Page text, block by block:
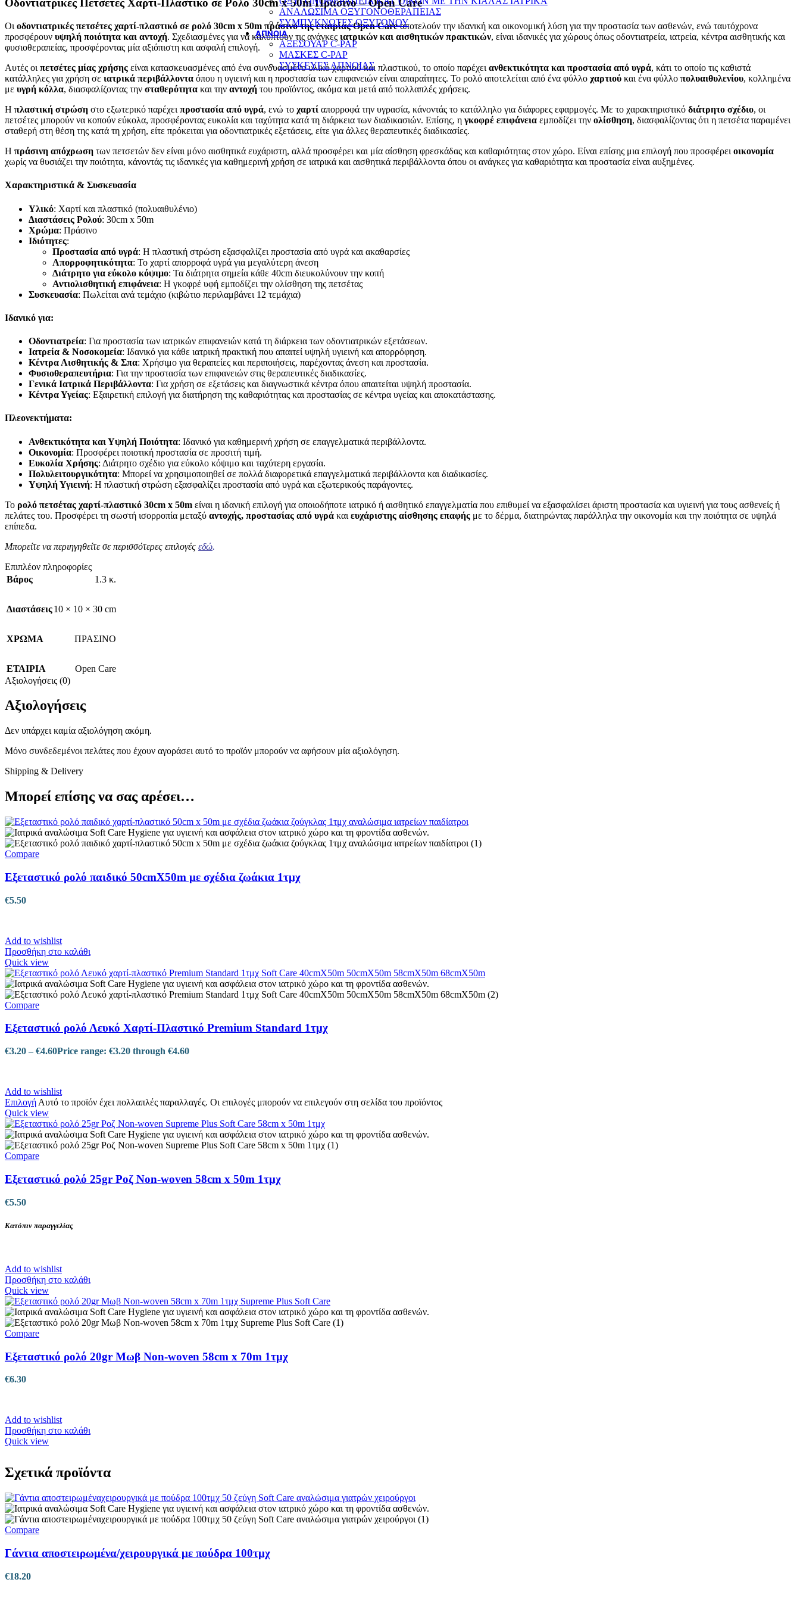
ΑΝΑΛΩΣΙΜΑ ΟΞΥΓΟΝΟΘΕΡΑΠΕΙΑΣ
ΣΥΜΠΥΚΝΩΤΕΣ ΟΞΥΓΟΝΟΥ
ΆΠΝΟΙΑ
ΑΞΕΣΟΥΑΡ C-PAP
ΜΑΣΚΕΣ C-PAP
ΣΥΣΚΕΥΕΣ ΑΠΝΟΙΑΣ
Οδοντιατρικές Πετσέτες Χαρτί-Πλαστικό σε Ρολό 30cm x 50m Πράσινο – Open Care
Οι οδοντιατρικές πετσέτες χαρτί-πλαστικό σε ρολό 30cm x 50m πράσινο της εταιρίας Open Careαποτελούν την ιδανική και οικονομική λύση για την προστασία των ασθενών, ενώ ταυτόχρονα
προσφέρουν υψηλή ποιότητα και αντοχή. Σχεδιασμένες για να καλύπτουν τις ανάγκες ιατρικών και αισθητικών πρακτικών, είναι ιδανικές για χώρους όπως οδοντιατρεία, ιατρεία, κέντρα αισθητικής και
φυσιοθεραπείας, προσφέροντας μία αξιόπιστη και ασφαλή επιλογή.
Αυτές οι πετσέτες μίας χρήσης είναι κατασκευασμένες από ένα συνδυασμένο υλικό χαρτιού και πλαστικού, το οποίο παρέχει ανθεκτικότητα και προστασία από υγρά, κάτι το οποίο τις καθιστά
κατάλληλες για χρήση σε ιατρικά περιβάλλοντα όπου η υγιεινή και η προστασία των επιφανειών είναι απαραίτητες. Το ρολό αποτελείται από ένα φύλλο χαρτιού και ένα φύλλο πολυαιθυλενίου, κολλημένα
με υγρή κόλλα, διασφαλίζοντας την σταθερότητα και την αντοχή του προϊόντος, ακόμα και μετά από πολλαπλές χρήσεις.
Η πλαστική στρώση στο εξωτερικό παρέχει προστασία από υγρά, ενώ το χαρτί απορροφά την υγρασία, κάνοντάς το κατάλληλο για διάφορες εφαρμογές. Με το χαρακτηριστικό διάτρητο σχέδιο, οι
πετσέτες μπορούν να κοπούν εύκολα, προσφέροντας ευκολία και ταχύτητα κατά τη διάρκεια των διαδικασιών. Επίσης, η γκοφρέ επιφάνεια εμποδίζει την ολίσθηση, διασφαλίζοντας ότι η πετσέτα παραμένει
σταθερή στη θέση της κατά τη χρήση, είτε πρόκειται για οδοντιατρικές εξετάσεις, είτε για άλλες θεραπευτικές διαδικασίες.
Η πράσινη απόχρωση των πετσετών δεν είναι μόνο αισθητικά ευχάριστη, αλλά προσφέρει και μία αίσθηση φρεσκάδας και καθαριότητας στον χώρο. Είναι επίσης μια επιλογή που προσφέρει οικονομία
χωρίς να θυσιάζει την ποιότητα, κάνοντάς τις ιδανικές για καθημερινή χρήση σε ιατρικά και αισθητικά περιβάλλοντα όπου οι ανάγκες για καθαριότητα και προστασία είναι αυξημένες.
Χαρακτηριστικά & Συσκευασία
Υλικό: Χαρτί και πλαστικό (πολυαιθυλένιο)
Διαστάσεις Ρολού: 30cm x 50m
Χρώμα: Πράσινο
Ιδιότητες:
Προστασία από υγρά: Η πλαστική στρώση εξασφαλίζει προστασία από υγρά και ακαθαρσίες
Απορροφητικότητα: Το χαρτί απορροφά υγρά για μεγαλύτερη άνεση
Διάτρητο για εύκολο κόψιμο: Τα διάτρητα σημεία κάθε 40cm διευκολύνουν την κοπή
Αντιολισθητική επιφάνεια: Η γκοφρέ υφή εμποδίζει την ολίσθηση της πετσέτας
Συσκευασία: Πωλείται ανά τεμάχιο (κιβώτιο περιλαμβάνει 12 τεμάχια)
Ιδανικό για:
Οδοντιατρεία: Για προστασία των ιατρικών επιφανειών κατά τη διάρκεια των οδοντιατρικών εξετάσεων.
Ιατρεία & Νοσοκομεία: Ιδανικό για κάθε ιατρική πρακτική που απαιτεί υψηλή υγιεινή και απορρόφηση.
Κέντρα Αισθητικής & Σπα: Χρήσιμο για θεραπείες και περιποιήσεις, παρέχοντας άνεση και προστασία.
Φυσιοθεραπευτήρια: Για την προστασία των επιφανειών στις θεραπευτικές διαδικασίες.
Γενικά Ιατρικά Περιβάλλοντα: Για χρήση σε εξετάσεις και διαγνωστικά κέντρα όπου απαιτείται υψηλή προστασία.
Κέντρα Υγείας: Εξαιρετική επιλογή για διατήρηση της καθαριότητας και προστασίας σε κέντρα υγείας και αποκατάστασης.
Πλεονεκτήματα:
Ανθεκτικότητα και Υψηλή Ποιότητα: Ιδανικό για καθημερινή χρήση σε επαγγελματικά περιβάλλοντα.
Οικονομία: Προσφέρει ποιοτική προστασία σε προσιτή τιμή.
Ευκολία Χρήσης: Διάτρητο σχέδιο για εύκολο κόψιμο και ταχύτερη εργασία.
Πολυλειτουργικότητα: Μπορεί να χρησιμοποιηθεί σε πολλά διαφορετικά επαγγελματικά περιβάλλοντα και διαδικασίες.
Υψηλή Υγιεινή: Η πλαστική στρώση εξασφαλίζει προστασία από υγρά και εξωτερικούς παράγοντες.
Το ρολό πετσέτας χαρτί-πλαστικό 30cm x 50m είναι η ιδανική επιλογή για οποιοδήποτε ιατρικό ή αισθητικό επαγγελματία που επιθυμεί να εξασφαλίσει άριστη προστασία και υγιεινή για τους ασθενείς ή
πελάτες του. Προσφέρει τη σωστή ισορροπία μεταξύ αντοχής, προστασίας από υγρά και ευχάριστης αίσθησης επαφής με το δέρμα, διατηρώντας παράλληλα την οικονομία και την ποιότητα σε υψηλά
επίπεδα.
Μπορείτε να περιηγηθείτε σε περισσότερες επιλογές εδώ.
Επιπλέον πληροφορίες
Βάρος
1.3 κ.
Διαστάσεις10 × 10 × 30 cm
ΧΡΩΜΑ ΠΡΑΣΙΝΟ
ΕΤΑΙΡΙΑ
Open Care
Αξιολογήσεις (0)
Αξιολογήσεις
Δεν υπάρχει καμία αξιολόγηση ακόμη.
Μόνο συνδεδεμένοι πελάτες που έχουν αγοράσει αυτό το προϊόν μπορούν να αφήσουν μία αξιολόγηση.
Shipping & Delivery
Μπορεί επίσης να σας αρέσει…
Compare
Εξεταστικό ρολό παιδικό 50cmX50m με σχέδια ζωάκια 1τμχ
€5.50
Add to wishlist
Προσθήκη στο καλάθι
Quick view
Compare
Εξεταστικό ρολό Λευκό Xαρτί-Πλαστικό Premium Standard 1τμχ
€3.20 – €4.60Price range: €3.20 through €4.60
Add to wishlist
Επιλογή Αυτό το προϊόν έχει πολλαπλές παραλλαγές. Οι επιλογές μπορούν να επιλεγούν στη σελίδα του προϊόντος
Quick view
Compare
Εξεταστικό ρολό 25gr Ροζ Non-woven 58cm x 50m 1τμχ
€5.50
Κατόπιν παραγγελίας
Add to wishlist
Προσθήκη στο καλάθι
Quick view
Compare
Εξεταστικό ρολό 20gr Μωβ Non-woven 58cm x 70m 1τμχ
€6.30
Add to wishlist
Προσθήκη στο καλάθι
Quick view
Σχετικά προϊόντα
Compare
Γάντια αποστειρωμένα/χειρουργικά με πούδρα 100τμχ
€18.20